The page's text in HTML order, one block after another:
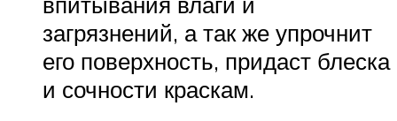
загрязнений, а так же упрочнит
его поверхность, придаст блеска
и сочности краскам.